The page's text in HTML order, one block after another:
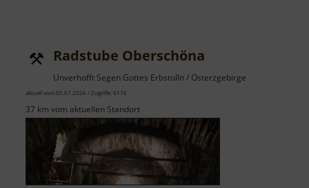
Velde
Museum
Radstube Oberschöna
Unverhofft Segen Gottes Erbstolln / Osterzgebirge
aktuell vom 05.07.2026 / Zugriffe: 6176
37 km vom aktuellen Standort